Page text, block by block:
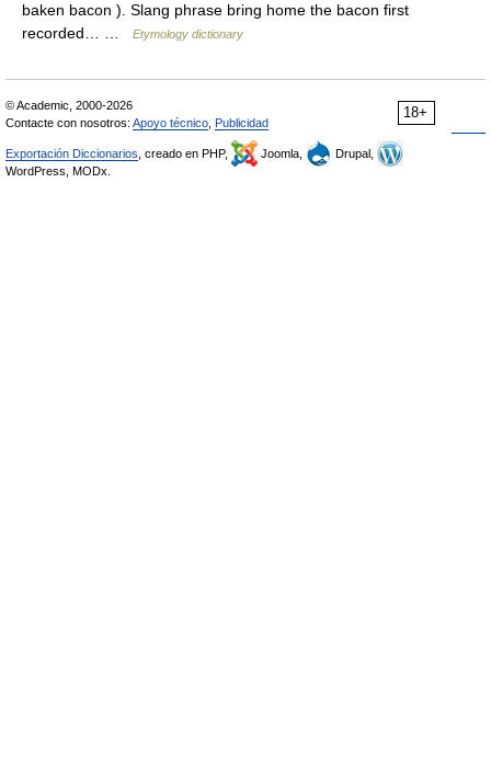
baken bacon ). Slang phrase bring home the bacon first
recorded… …
Etymology dictionary
18+
© Academic, 2000-2026
Contacte con nosotros: Apoyo técnico Publicidad
Exportación Diccionarios , creado en PHP, Joomla,
Drupal,
WordPress, MODx.